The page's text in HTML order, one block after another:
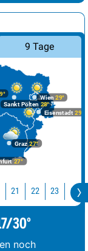
9 Tage
Graz27°
27°
Wien 29°
Eisenstadt 29°
Sankt Pölten 28°
21 22 23 0
30°
noch